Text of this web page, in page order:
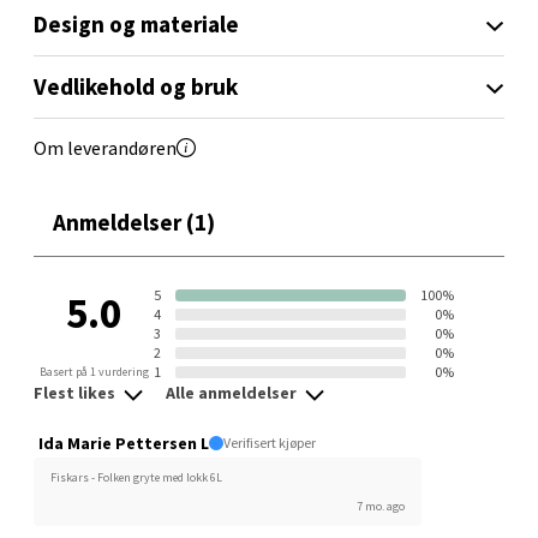
Design og materiale
Vedlikehold og bruk
Om leverandøren
Anmeldelser (1)
5.0
Basert på 1 vurdering
5
100%
4
0%
3
0%
2
0%
1
0%
Flest likes Alle anmeldelser
Ida Marie Pettersen L Verifisert kjøper
Fiskars - Folken gryte med lokk 6L
7 mo. ago
Thon Senter Orkanger, Orkdalsveien 113, 7300
Orkanger
Åpent i dag 09-20
3 i butikk
Sandvika - Thon Senter Sandvika
Brodtkorbsgate 7, 1338 Sandvika
2 i butikk